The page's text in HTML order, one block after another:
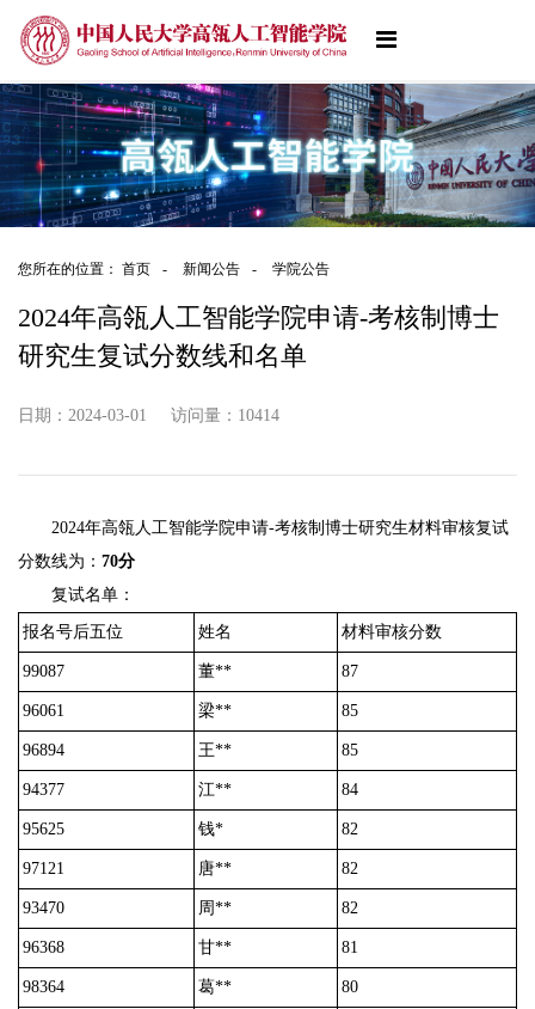
您所在的位置： 首页 - 新闻公告 - 学院公告
2024年高瓴人工智能学院申请-考核制博士
研究生复试分数线和名单
日期：2024-03-01 访问量： 10414
2024年高瓴人工智能学院申请-考核制博士研究生材料审核复试
分数线为： 70分
复试名单：
报名号后五位 姓名 材料审核分数
99087 董** 87
96061 梁** 85
96894 王** 85
94377 江** 84
95625 钱* 82
97121 唐** 82
93470 周** 82
96368 甘** 81
98364 葛** 80